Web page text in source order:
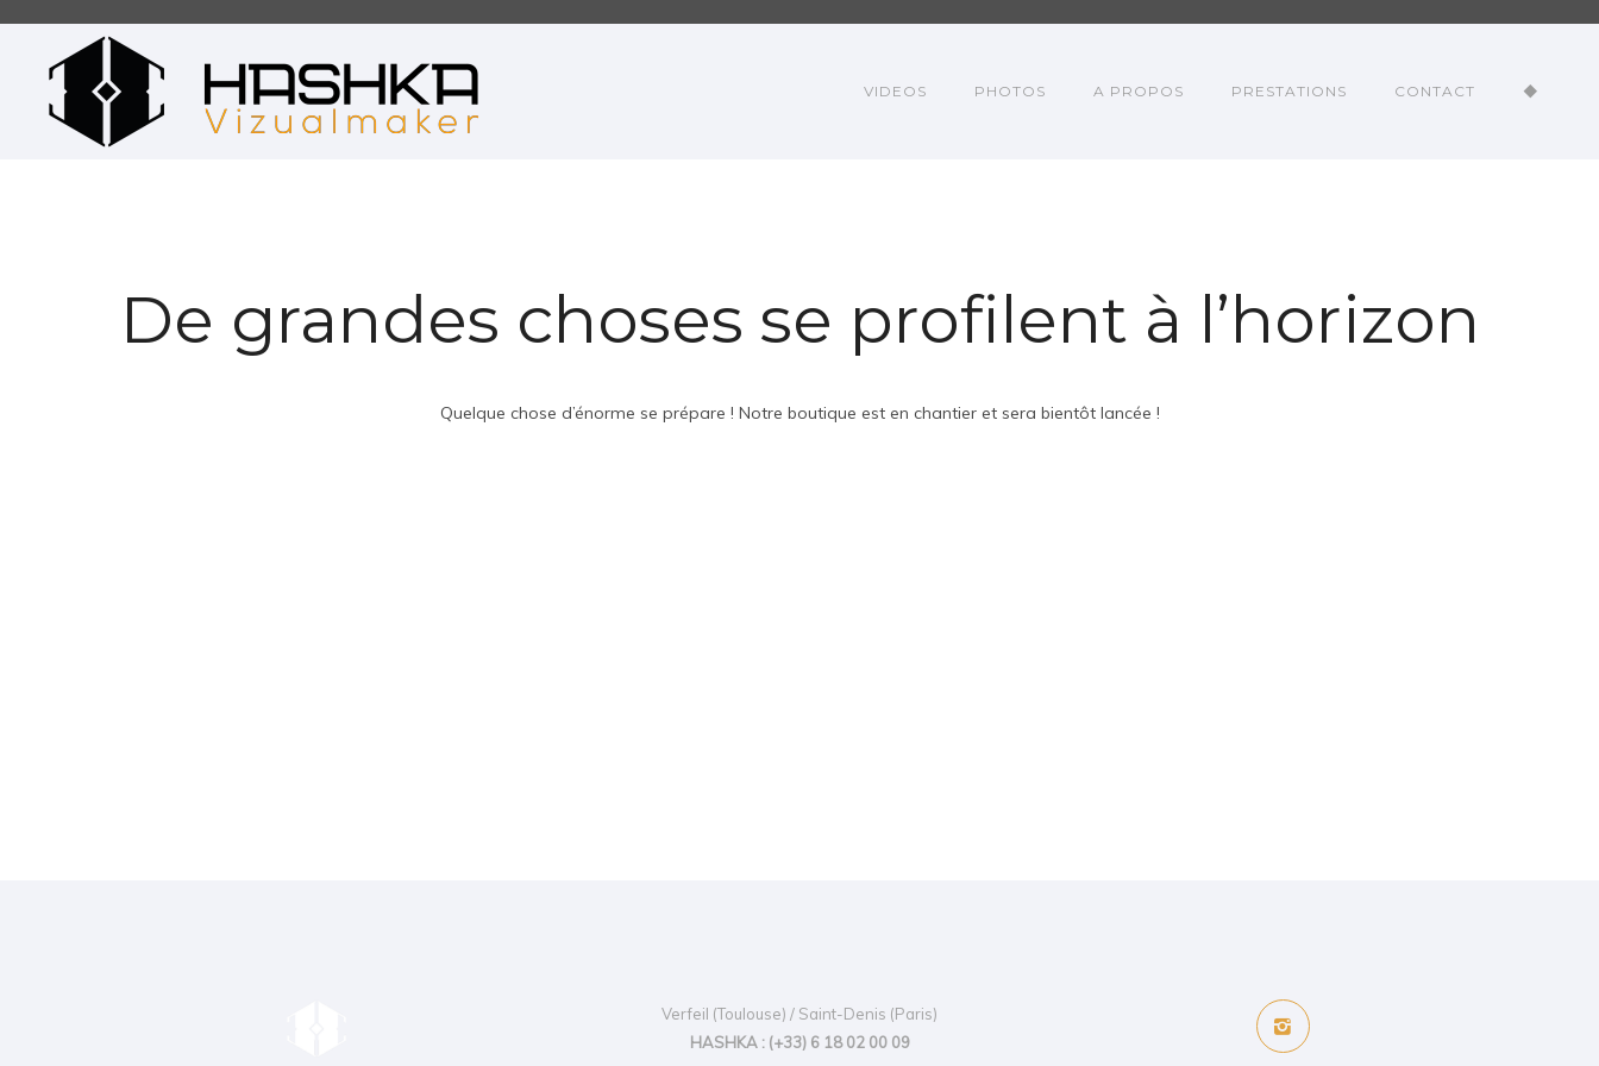
VIDEOS PHOTOS A PROPOS PRESTATIONS CONTACT ◆
De grandes choses se profilent à l’horizon
Quelque chose d’énorme se prépare ! Notre boutique est en chantier et sera bientôt lancée !
Verfeil (Toulouse) / Saint-Denis (Paris)
HASHKA : (+33) 6 18 02 00 09